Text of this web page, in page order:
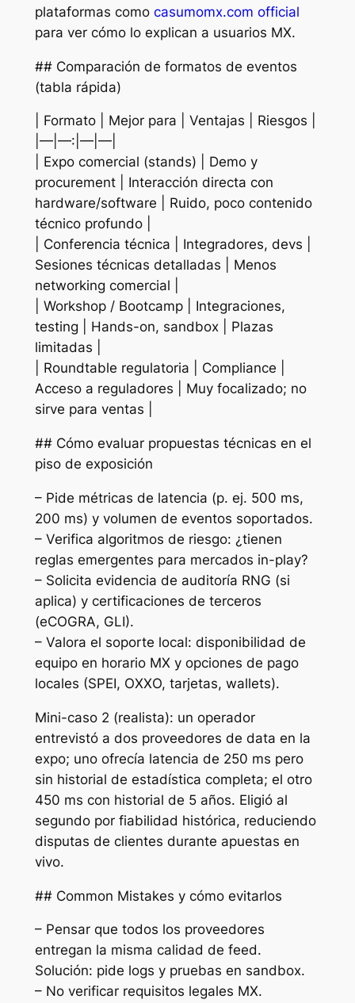
plataformas como casumomx.com official
para ver cómo lo explican a usuarios MX.
## Comparación de formatos de eventos
(tabla rápida)
| Formato | Mejor para | Ventajas | Riesgos |
|—|—:|—|—|
| Expo comercial (stands) | Demo y
procurement | Interacción directa con
hardware/software | Ruido, poco contenido
técnico profundo |
| Conferencia técnica | Integradores, devs |
Sesiones técnicas detalladas | Menos
networking comercial |
| Workshop / Bootcamp | Integraciones,
testing | Hands-on, sandbox | Plazas
limitadas |
| Roundtable regulatoria | Compliance |
Acceso a reguladores | Muy focalizado; no
sirve para ventas |
## Cómo evaluar propuestas técnicas en el
piso de exposición
– Pide métricas de latencia (p. ej. 500 ms,
200 ms) y volumen de eventos soportados.
– Verifica algoritmos de riesgo: ¿tienen
reglas emergentes para mercados in-play?
– Solicita evidencia de auditoría RNG (si
aplica) y certificaciones de terceros
(eCOGRA, GLI).
– Valora el soporte local: disponibilidad de
equipo en horario MX y opciones de pago
locales (SPEI, OXXO, tarjetas, wallets).
Mini-caso 2 (realista): un operador
entrevistó a dos proveedores de data en la
expo; uno ofrecía latencia de 250 ms pero
sin historial de estadística completa; el otro
450 ms con historial de 5 años. Eligió al
segundo por fiabilidad histórica, reduciendo
disputas de clientes durante apuestas en
vivo.
## Common Mistakes y cómo evitarlos
– Pensar que todos los proveedores
entregan la misma calidad de feed.
Solución: pide logs y pruebas en sandbox.
– No verificar requisitos legales MX.